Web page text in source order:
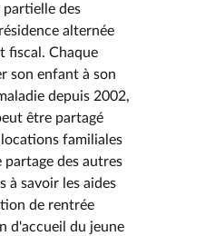
partielle des
alternée
fiscal. Chaque
son enfant à son
depuis 2002,
être partagé
familiales
des autres
à savoir les aides
de rentrée
d'accueil du jeune